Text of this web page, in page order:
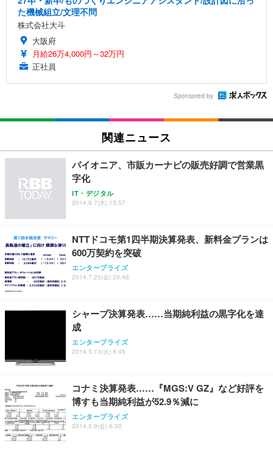
た機械組立/文理不問
株式会社大斗
大阪府
月給26万4,000円～32万円
正社員
Sponsored by
関連ニュース
パイオニア、市販カーナビの販売好調で営業黒
字化
IT・デジタル
2014.8.7(木) 15:57
NTTドコモ第1四半期決算発表、新料金プランは
600万契約を突破
エンタープライズ
2014.7.25(金) 20:48
シャープ決算発表……当期純利益の黒字化を達
成
エンタープライズ
2014.5.13(火) 8:45
コナミ決算発表……『MGS:V GZ』など好評を
博すも当期純利益が52.9％減に
エンタープライズ
2014.5.9(金) 6:30